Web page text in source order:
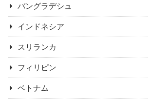
バングラデシュ
インドネシア
スリランカ
フィリピン
ベトナム